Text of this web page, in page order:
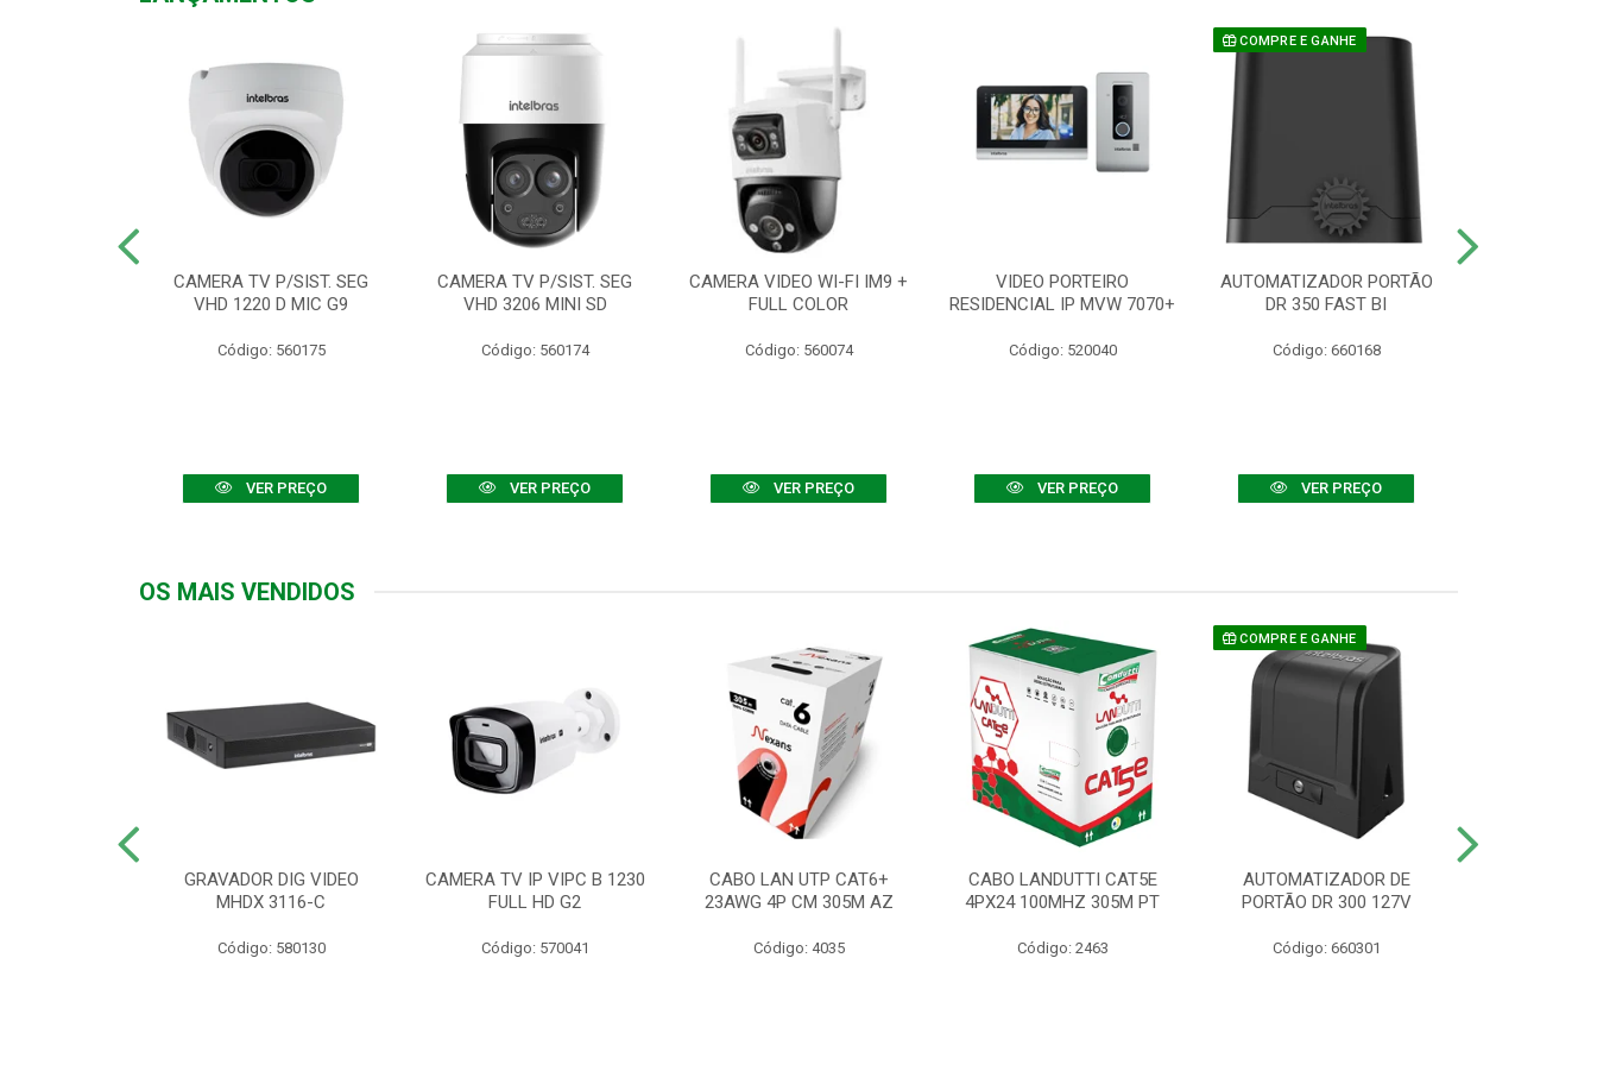
CAMERA TV P/SIST. SEG
VHD 1220 D MIC G9
Código: 560175
VER PREÇO
CAMERA TV P/SIST. SEG
VHD 3206 MINI SD
Código: 560174
VER PREÇO
CAMERA VIDEO WI-FI IM9 +
FULL COLOR
Código: 560074
VER PREÇO
VIDEO PORTEIRO
RESIDENCIAL IP MVW 7070+
Código: 520040
VER PREÇO
COMPRE E GANHE
AUTOMATIZADOR PORTÃO
DR 350 FAST BI
Código: 660168
VER PREÇO
OS MAIS VENDIDOS
GRAVADOR DIG VIDEO
MHDX 3116-C
Código: 580130
CAMERA TV IP VIPC B 1230
FULL HD G2
Código: 570041
CABO LAN UTP CAT6+
23AWG 4P CM 305M AZ
Código: 4035
CABO LANDUTTI CAT5E
4PX24 100MHZ 305M PT
Código: 2463
COMPRE E GANHE
AUTOMATIZADOR DE
PORTÃO DR 300 127V
Código: 660301